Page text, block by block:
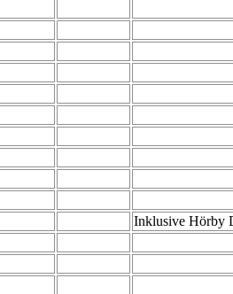
Inklusive Hörby